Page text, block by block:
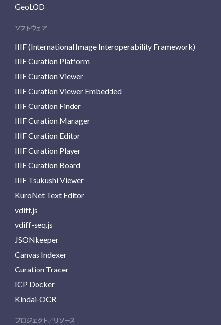
GeoLOD
ソフトウェア
IIIF (International Image Interoperability Framework)
IIIF Curation Platform
IIIF Curation Viewer
IIIF Curation Viewer Embedded
IIIF Curation Finder
IIIF Curation Manager
IIIF Curation Editor
IIIF Curation Player
IIIF Curation Board
IIIF Tsukushi Viewer
KuroNet Text Editor
vdiff.js
vdiff-seq.js
JSONkeeper
Canvas Indexer
Curation Tracer
ICP Docker
Kindai-OCR
プロジェクト／リソース